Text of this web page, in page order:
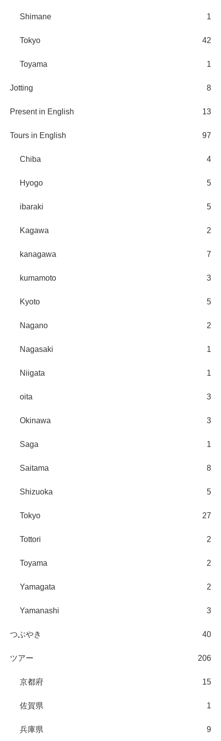
Shimane 1
Tokyo 42
Toyama 1
Jotting 8
Present in English 13
Tours in English 97
Chiba 4
Hyogo 5
ibaraki 5
Kagawa 2
kanagawa 7
kumamoto 3
Kyoto 5
Nagano 2
Nagasaki 1
Niigata 1
oita 3
Okinawa 3
Saga 1
Saitama 8
Shizuoka 5
Tokyo 27
Tottori 2
Toyama 2
Yamagata 2
Yamanashi 3
つぶやき 40
ツアー 206
京都府 15
佐賀県 1
兵庫県 9